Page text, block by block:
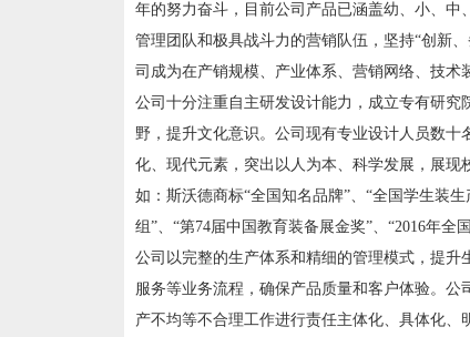
年的努力奋斗，目前公司产品已涵盖幼、小、
管理团队和极具战斗力的营销队伍，坚持“创新
司成为在产销规模、产业体系、营销网络、技术
公司十分注重自主研发设计能力，成立专有研
野，提升文化意识。公司现有专业设计人员数
化、现代元素，突出以人为本、科学发展，展现
如：斯沃德商标“全国知名品牌”、“全国学生装
组”、“第74届中国教育装备展金奖”、“2016年全
公司以完整的生产体系和精细的管理模式，提
服务等业务流程，确保产品质量和客户体验。
产不均等不合理工作进行责任主体化、具体化